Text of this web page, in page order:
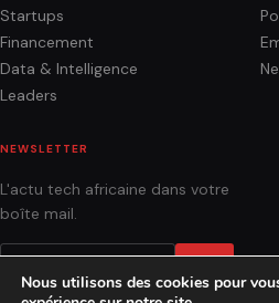
Startups
Financement
Data & Intelligence
Leaders
NEWSLETTER
L'actu tech africaine dans votre
boîte mail.
Nous utilisons des cookies pour